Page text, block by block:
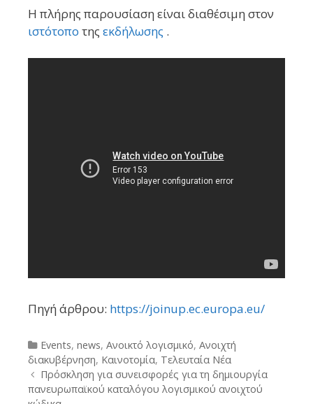
Η πλήρης παρουσίαση είναι διαθέσιμη στον
ιστότοπο της εκδήλωσης .
Πηγή άρθρου: https://joinup.ec.europa.eu/
Categories
Events, news, Ανοικτό λογισμικό, Ανοιχτή
διακυβέρνηση, Καινοτομία, Τελευταία Νέα
Post
navigation
Πρόσκληση για συνεισφορές για τη δημιουργία
πανευρωπαϊκού καταλόγου λογισμικού ανοιχτού